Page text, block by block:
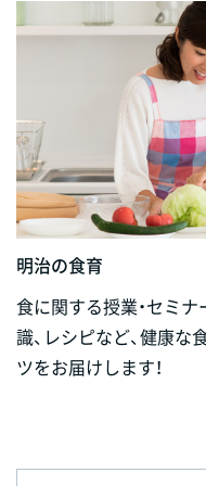
明治の食育
食に関する授業・セミ
識、レシピなど、健康
ツをお届けします！